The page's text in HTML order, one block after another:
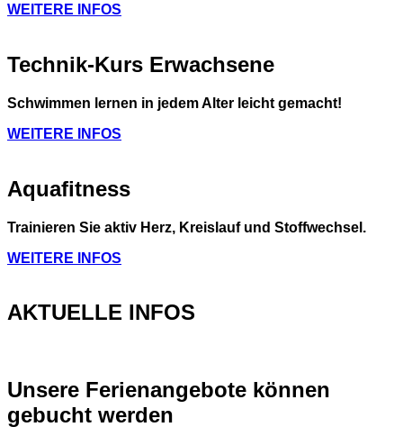
WEITERE INFOS
Technik-Kurs Erwachsene
Schwimmen lernen in jedem Alter leicht gemacht!
WEITERE INFOS
Aquafitness
Trainieren Sie aktiv Herz, Kreislauf und Stoffwechsel.
WEITERE INFOS
AKTUELLE INFOS
Unsere Ferienangebote können
gebucht werden